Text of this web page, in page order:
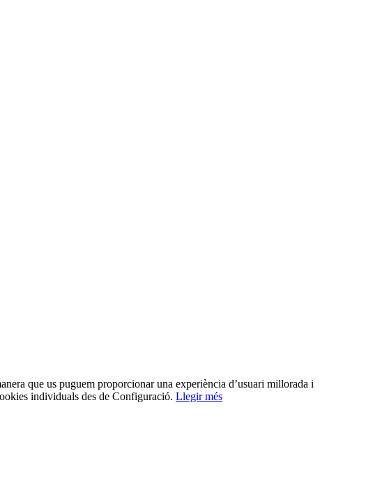
que us puguem proporcionar una experiència d’usuari millorada i
individuals des de Configuració. Llegir més